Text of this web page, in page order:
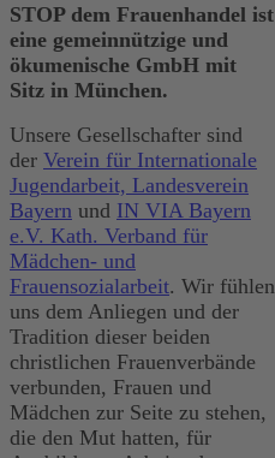
STOP dem Frauenhandel ist
eine gemeinnützige und
ökumenische GmbH mit
Sitz in München.
Unsere Gesellschafter sind
der Verein für Internationale
Jugendarbeit, Landesverein
Bayern und IN VIA Bayern
e.V. Kath. Verband für
Mädchen- und
Frauensozialarbeit. Wir fühlen
uns dem Anliegen und der
Tradition dieser beiden
christlichen Frauenverbände
verbunden, Frauen und
Mädchen zur Seite zu stehen,
die den Mut hatten, für